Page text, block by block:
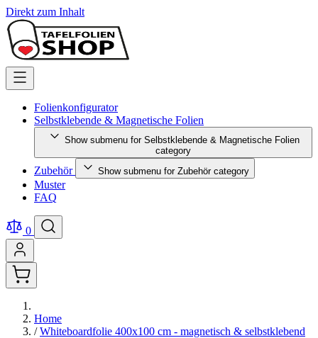
Direkt zum Inhalt
Folienkonfigurator
Selbstklebende & Magnetische Folien
Show submenu for Selbstklebende & Magnetische Folien
category
Zubehör Show submenu for Zubehör category
Muster
FAQ
0
Home
/ Whiteboardfolie 400x100 cm - magnetisch & selbstklebend